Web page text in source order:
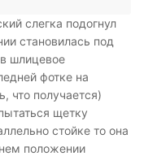
слегка подогнул
становилась под
шлицевое
фотке на
что получается)
щетку
стойке то она
положении